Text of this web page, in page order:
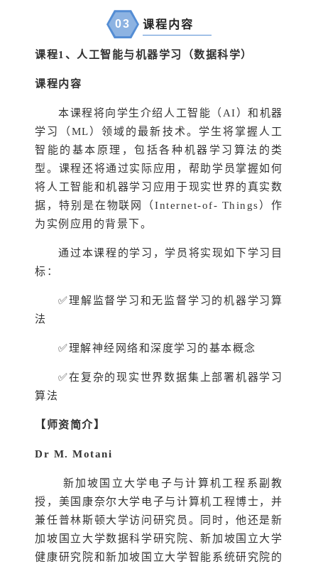
03 课程内容
课程1、人工智能与机器学习（数据科学）
课程内容
本课程将向学生介绍人工智能（AI）和机器
学习（ML）领域的最新技术。学生将掌握人工
智能的基本原理，包括各种机器学习算法的类
型。课程还将通过实际应用，帮助学员掌握如何
将人工智能和机器学习应用于现实世界的真实数
据，特别是在物联网（Internet-of- Things）作
为实例应用的背景下。
通过本课程的学习，学员将实现如下学习目
标：
✅理解监督学习和无监督学习的机器学习算
法
✅理解神经网络和深度学习的基本概念
✅在复杂的现实世界数据集上部署机器学习
算法
【师资简介】
Dr M. Motani
新加坡国立大学电子与计算机工程系副教
授，美国康奈尔大学电子与计算机工程博士，并
兼任普林斯顿大学访问研究员。同时，他还是新
加坡国立大学数据科学研究院、新加坡国立大学
健康研究院和新加坡国立大学智能系统研究院的